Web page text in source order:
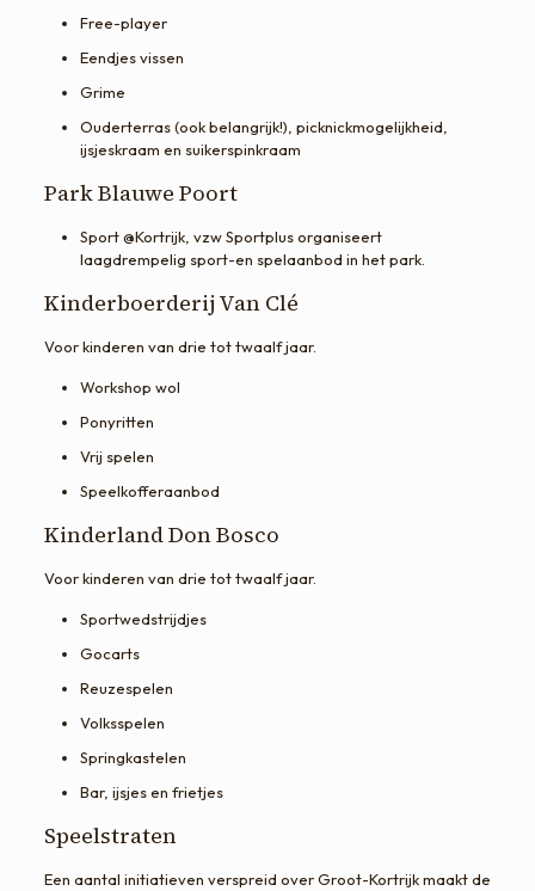
Free-player
Eendjes vissen
Grime
Ouderterras (ook belangrijk!), picknickmogelijkheid,
ijsjeskraam en suikerspinkraam
Park Blauwe Poort
Sport @Kortrijk, vzw Sportplus organiseert
laagdrempelig sport-en spelaanbod in het park.
Kinderboerderij Van Clé
Voor kinderen van drie tot twaalf jaar.
Workshop wol
Ponyritten
Vrij spelen
Speelkofferaanbod
Kinderland Don Bosco
Voor kinderen van drie tot twaalf jaar.
Sportwedstrijdjes
Gocarts
Reuzespelen
Volksspelen
Springkastelen
Bar, ijsjes en frietjes
Speelstraten
Een aantal initiatieven verspreid over Groot-Kortrijk maakt de